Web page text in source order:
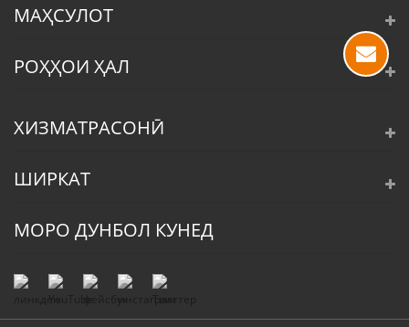
МАҲСУЛОТ
РОҲҲОИ ҲАЛ
ХИЗМАТРАСОНӢ
ШИРКАТ
МОРО ДУНБОЛ КУНЕД